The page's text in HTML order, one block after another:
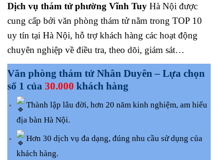
Dịch vụ thám tử phường Vĩnh Tuy Hà Nội được
cung cấp bởi văn phòng thám tử nằm trong TOP 10
uy tín tại Hà Nội, hỗ trợ khách hàng các hoạt động
chuyên nghiệp về điều tra, theo dõi, giám sát…
Văn phòng thám tử Nhân Duyên – Lựa chọn
số 1 của 30.000 khách hàng
Thành lập lâu đời, hơn 20 năm kinh nghiệm, am hiểu
địa bàn Hà Nội.
Hơn 30 dịch vụ đa dạng, đúng nhu cầu sử dụng của
khách hàng.